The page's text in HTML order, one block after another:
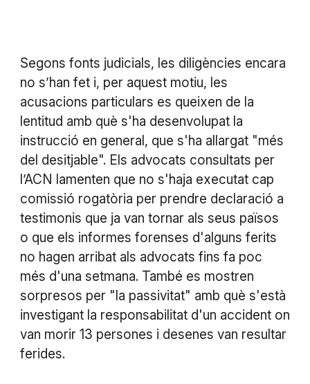
Segons fonts judicials, les diligències encara
no s’han fet i, per aquest motiu, les
acusacions particulars es queixen de la
lentitud amb què s'ha desenvolupat la
instrucció en general, que s'ha allargat "més
del desitjable". Els advocats consultats per
l’ACN lamenten que no s'haja executat cap
comissió rogatòria per prendre declaració a
testimonis que ja van tornar als seus països
o que els informes forenses d'alguns ferits
no hagen arribat als advocats fins fa poc
més d'una setmana. També es mostren
sorpresos per "la passivitat" amb què s'està
investigant la responsabilitat d'un accident on
van morir 13 persones i desenes van resultar
ferides.